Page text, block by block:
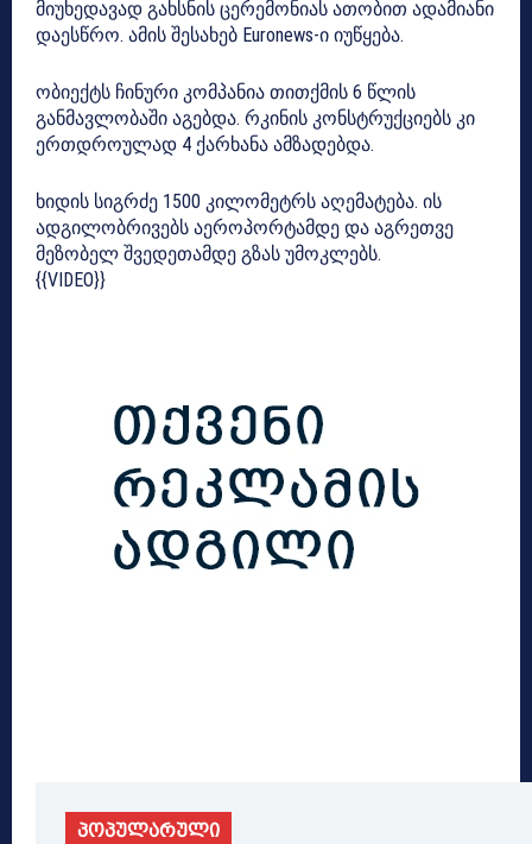
მიუხედავად გახსნის ცერემონიას ათობით ადამიანი
დაესწრო. ამის შესახებ Euronews-ი იუწყება.
ობიექტს ჩინური კომპანია თითქმის 6 წლის
განმავლობაში აგებდა. რკინის კონსტრუქციებს კი
ერთდროულად 4 ქარხანა ამზადებდა.
ხიდის სიგრძე 1500 კილომეტრს აღემატება. ის
ადგილობრივებს აეროპორტამდე და აგრეთვე
მეზობელ შვედეთამდე გზას უმოკლებს.
{{VIDEO}}
პოპულარული